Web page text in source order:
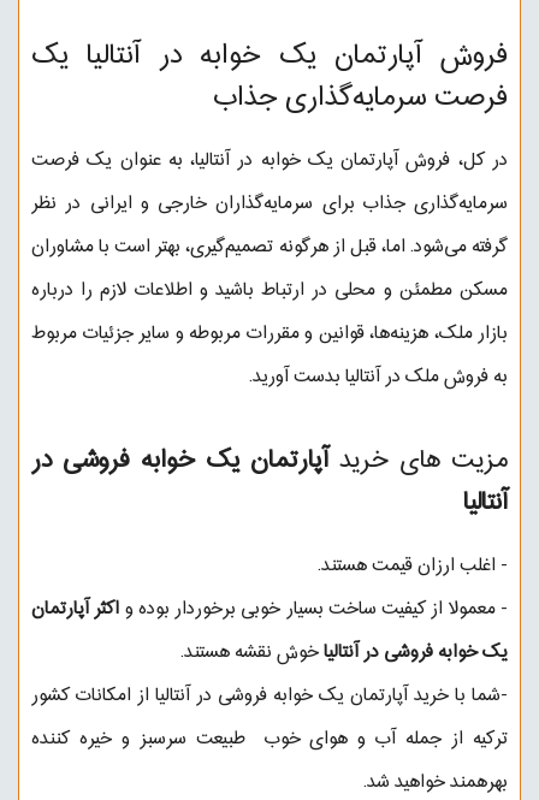
فروش آپارتمان یک خوابه در آنتالیا یک
فرصت سرمایه‌گذاری جذاب
در کل، فروش آپارتمان یک خوابه در آنتالیا، به عنوان یک فرصت
سرمایه‌گذاری جذاب برای سرمایه‌گذاران خارجی و ایرانی در نظر
گرفته می‌شود. اما، قبل از هرگونه تصمیم‌گیری، بهتر است با مشاوران
مسکن مطمئن و محلی در ارتباط باشید و اطلاعات لازم را درباره
بازار ملک، هزینه‌ها، قوانین و مقررات مربوطه و سایر جزئیات مربوط
به فروش ملک در آنتالیا بدست آورید.
مزیت های خریدآپارتمان یک خوابه فروشی در
آنتالیا
- اغلب ارزان قیمت هستند.
-معمولا از کیفیت ساخت بسیار خوبی برخوردار بوده واکثر آپارتمان
یک خوابه فروشی در آنتالیاخوش نقشه هستند.
-شما با خرید آپارتمان یک خوابه فروشی در آنتالیا از امکانات کشور
ترکیه از جمله آب و هوای خوب طبیعت سرسبز و خیره کننده
بهرهمند خواهید شد.